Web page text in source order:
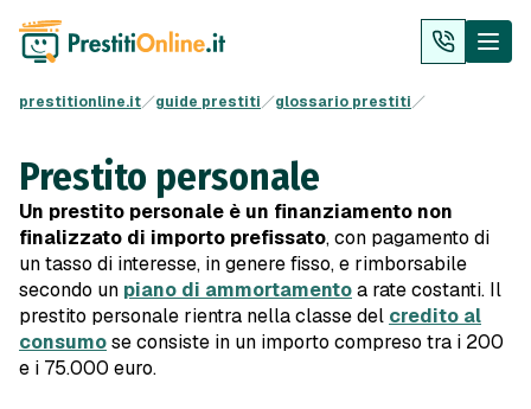
prestitionline.it guide prestiti glossario prestiti
Prestito personale
Un prestito personale è un finanziamento non
finalizzato di importo prefissato, con pagamento di
un tasso di interesse, in genere fisso, e rimborsabile
secondo un piano di ammortamentoa rate costanti. Il
prestito personale rientra nella classe del credito al
consumose consiste in un importo compreso tra i 200
e i 75.000 euro.